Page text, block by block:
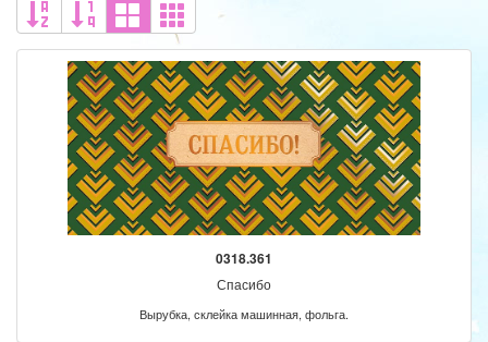
0318.361
Спасибо
Вырубка, склейка машинная, фольга.